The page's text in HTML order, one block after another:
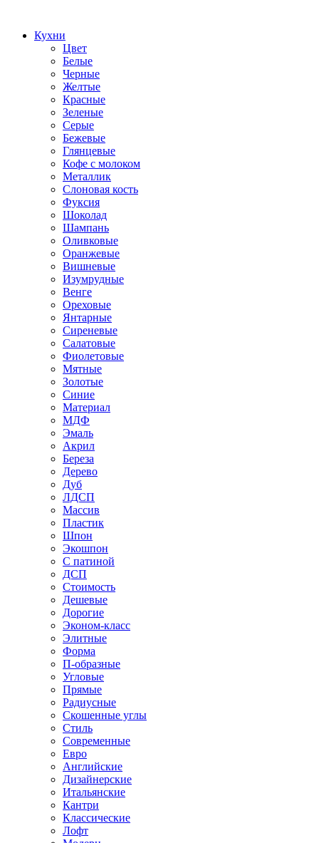
Кухни
Цвет
Белые
Черные
Желтые
Красные
Зеленые
Серые
Бежевые
Глянцевые
Кофе с молоком
Металлик
Слоновая кость
Фуксия
Шоколад
Шампань
Оливковые
Оранжевые
Вишневые
Изумрудные
Венге
Ореховые
Янтарные
Сиреневые
Салатовые
Фиолетовые
Мятные
Золотые
Синие
Материал
МДФ
Эмаль
Акрил
Береза
Дерево
Дуб
ЛДСП
Массив
Пластик
Шпон
Экошпон
С патиной
ДСП
Стоимость
Дешевые
Дорогие
Эконом-класс
Элитные
Форма
П-образные
Угловые
Прямые
Радиусные
Скошенные углы
Стиль
Современные
Евро
Английские
Дизайнерские
Итальянские
Кантри
Классические
Лофт